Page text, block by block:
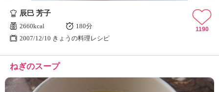
辰巳 芳子
2660kcal
180分
2007/12/10 きょうの料理レシピ
1190
ねぎのスープ